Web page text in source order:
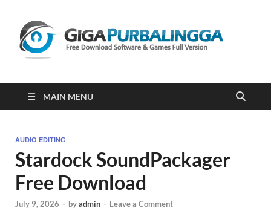
2023
MAIN MENU
AUDIO EDITING
Stardock SoundPackager
Free Download
July 9, 2026 - byadmin - Leave a Comment